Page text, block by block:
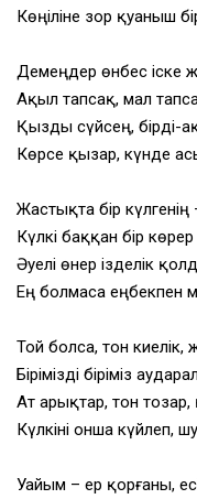
Көңіліне зор қуаныш
Демеңдер өнбес іске
Ақыл тапсақ, мал
Қызды сүйсең, бірді-
Көрсе қызар, күнде
Жастықта бір күлгенің
Күлкі баққан бір
Әуелі өнер ізделік
Ең болмаса еңбекпен
Той болса, тон киелік,
Бірімізді біріміз
Ат арықтар, тон тозар,
Күлкіні онша күйлеп,
Уайым – ер қорғаны,